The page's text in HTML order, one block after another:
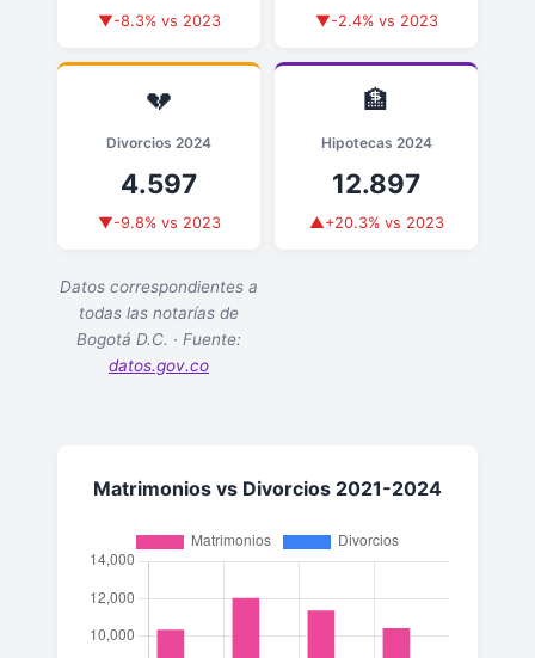
▼-8.3% vs 2023 ▼-2.4% vs 2023
💔
Divorcios 2024
4.597
▼-9.8% vs 2023
🏦
Hipotecas 2024
12.897
▲+20.3% vs 2023
Datos correspondientes a
todas las notarías de
Bogotá D.C. · Fuente:
datos.gov.co
Matrimonios vs Divorcios 2021-2024